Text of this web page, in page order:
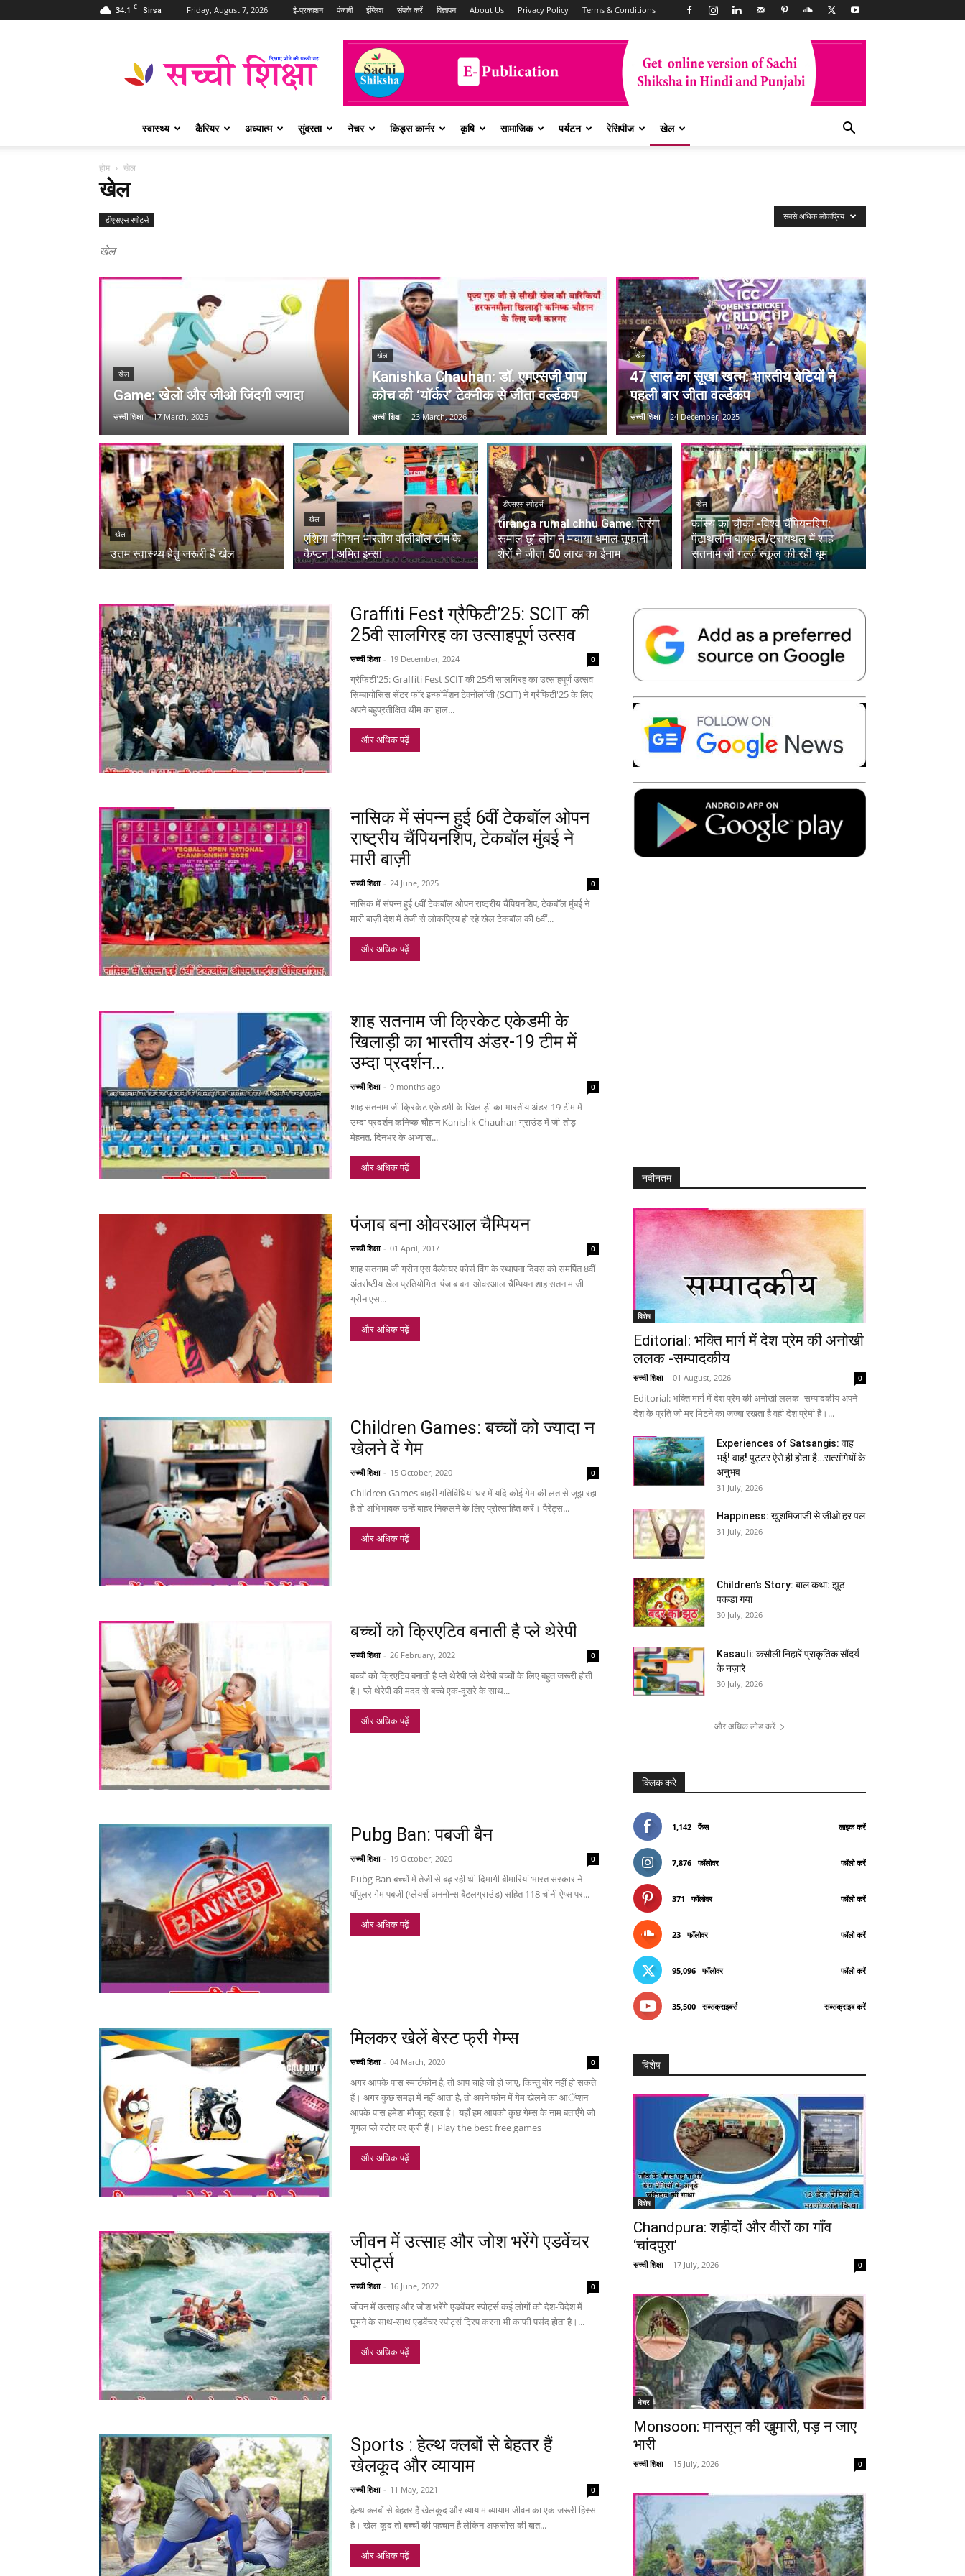
34.1 C Sirsa Friday, August 7, 2026 ई-प्रकाशन पंजाबी इंग्लिश संपर्क करें विज्ञापन About Us Privacy Policy Terms & Conditions
Shiksha
स्वास्थ्य कैरियर अध्यात्म सुंदरता नेचर किड्स कार्नर कृषि सामाजिक पर्यटन रेसिपीज खेल
होम खेल
खेल
डीएसएस स्पोर्ट्स
खेल
सबसे अधिक लोकप्रिय
खेल
Game: खेलो और जीओ जिंदगी ज्यादा
सच्ची शिक्षा - 17 March, 2025
खेल
Kanishka Chauhan: डॉ. एमएसजी पापा
कोच की ‘यॉर्कर’ टेक्नीक से जीता वर्ल्डकप
सच्ची शिक्षा - 23 March, 2026
खेल
47 साल का सूखा खत्म: भारतीय बेटियों ने
पहली बार जीता वर्ल्डकप
सच्ची शिक्षा - 24 December, 2025
खेल
उत्तम स्वास्थ्य हेतु जरूरी हैं खेल
खेल
एशिया चैंपियन भारतीय वॉलीबॉल टीम के
कैप्टन | अमित इन्सां
डीएसएस स्पोर्ट्स
tiranga rumal chhu Game: तिरंगा
रूमाल छू’ लीग ने मचाया धमाल तूफानी
शेरों ने जीता 50 लाख का ईनाम
खेल
कांस्य का चौका -विश्व चैंपियनशिप:
पेंटाथलॉन बायथल/ट्रायथल में शाह
सतनाम जी गर्ल्ज़ स्कूल की रही धूम
Graffiti Fest ग्रैफिटी’25: SCIT की
25वी सालगिरह का उत्साहपूर्ण उत्सव
सच्ची शिक्षा - 19 December, 2024 0
ग्रैफिटी'25: Graffiti Fest SCIT की 25वी सालगिरह का उत्साहपूर्ण उत्सव
सिम्बायोसिस सेंटर फॉर इन्फॉर्मेशन टेक्नोलॉजी (SCIT) ने ग्रैफिटी'25 के लिए
अपने बहुप्रतीक्षित थीम का हाल...
और अधिक पढ़ें
नासिक में संपन्न हुई 6वीं टेकबॉल ओपन
राष्ट्रीय चैंपियनशिप, टेकबॉल मुंबई ने
मारी बाज़ी
सच्ची शिक्षा - 24 June, 2025 0
नासिक में संपन्न हुई 6वीं टेकबॉल ओपन राष्ट्रीय चैंपियनशिप, टेकबॉल मुंबई ने
मारी बाज़ी देश में तेजी से लोकप्रिय हो रहे खेल टेकबॉल की 6वीं...
और अधिक पढ़ें
शाह सतनाम जी क्रिकेट एकेडमी के
खिलाड़ी का भारतीय अंडर-19 टीम में
उम्दा प्रदर्शन...
सच्ची शिक्षा - 9 months ago 0
शाह सतनाम जी क्रिकेट एकेडमी के खिलाड़ी का भारतीय अंडर-19 टीम में
उम्दा प्रदर्शन कनिष्क चौहान Kanishk Chauhan ग्राउंड में जी-तोड़
मेहनत, दिनभर के अभ्यास...
और अधिक पढ़ें
पंजाब बना ओवरआल चैम्पियन
सच्ची शिक्षा - 01 April, 2017 0
शाह सतनाम जी ग्रीन एस वैल्फेयर फोर्स विंग के स्थापना दिवस को समर्पित 8वीं
अंतर्राष्टीय खेल प्रतियोगिता पंजाब बना ओवरआल चैम्पियन शाह सतनाम जी
ग्रीन एस...
और अधिक पढ़ें
Children Games: बच्चों को ज्यादा न
खेलने दें गेम
सच्ची शिक्षा - 15 October, 2020 0
Children Games बाहरी गतिविधियां घर में यदि कोई गेम की लत से जूझ रहा
है तो अभिभावक उन्हें बाहर निकलने के लिए प्रोत्साहित करें। पैरेंट्स...
और अधिक पढ़ें
बच्चों को क्रिएटिव बनाती है प्ले थेरेपी
सच्ची शिक्षा - 26 February, 2022 0
बच्चों को क्रिएटिव बनाती है प्ले थेरेपी प्ले थेरेपी बच्चों के लिए बहुत जरूरी होती
है। प्ले थेरेपी की मदद से बच्चे एक-दूसरे के साथ...
और अधिक पढ़ें
Pubg Ban: पबजी बैन
सच्ची शिक्षा - 19 October, 2020 0
Pubg Ban बच्चों में तेजी से बढ़ रही थी दिमागी बीमारियां भारत सरकार ने
पॉपुलर गेम पबजी (प्लेयर्स अननोन्स बैटलग्राउंड) सहित 118 चीनी ऐप्स पर...
और अधिक पढ़ें
मिलकर खेलें बेस्ट फ्री गेम्स
सच्ची शिक्षा - 04 March, 2020 0
अगर आपके पास स्मार्टफोन है, तो आप चाहे जो हो जाए, किन्तु बोर नहीं हो सकते
हैं। अगर कुछ समझ में नहीं आता है, तो अपने फोन में गेम खेलने का आॅप्शन
आपके पास हमेशा मौजूद रहता है। यहाँ हम आपको कुछ गेम्स के नाम बताएँगे जो
गूगल प्ले स्टोर पर फ्री हैं। Play the best free games
और अधिक पढ़ें
जीवन में उत्साह और जोश भरेंगे एडवेंचर
स्पोर्ट्स
सच्ची शिक्षा - 16 June, 2022 0
जीवन में उत्साह और जोश भरेंगे एडवेंचर स्पोर्ट्स कई लोगों को देश-विदेश में
घूमने के साथ-साथ एडवेंचर स्पोर्ट्स ट्रिप करना भी काफी पसंद होता है।...
और अधिक पढ़ें
Sports : हेल्थ क्लबों से बेहतर हैं
खेलकूद और व्यायाम
सच्ची शिक्षा - 11 May, 2021 0
हेल्थ क्लबों से बेहतर हैं खेलकूद और व्यायाम व्यायाम जीवन का एक जरूरी हिस्सा
है। खेल-कूद तो बच्चों की पहचान है लेकिन अफसोस की बात...
और अधिक पढ़ें
नवीनतम
विशेष
Editorial: भक्ति मार्ग में देश प्रेम की अनोखी
ललक -सम्पादकीय
सच्ची शिक्षा - 01 August, 2026 0
Editorial: भक्ति मार्ग में देश प्रेम की अनोखी ललक -सम्पादकीय अपने
देश के प्रति जो मर मिटने का जज्बा रखता है वही देश प्रेमी है।...
Experiences of Satsangis: वाह
भई! वाह! पुट्टर ऐसे ही होता है…सत्संगियों के
अनुभव
31 July, 2026
Happiness: खुशमिजाजी से जीओ हर पल
31 July, 2026
Children’s Story: बाल कथा: झूठ
पकड़ा गया
30 July, 2026
Kasauli: कसौली निहारें प्राकृतिक सौंदर्य
के नज़ारे
30 July, 2026
और अधिक लोड करें
क्लिक करे
1,142 फैंस लाइक करें
7,876 फॉलोवर फॉलो करें
371 फॉलोवर फॉलो करें
23 फॉलोवर फॉलो करें
95,096 फॉलोवर फॉलो करें
35,500 सब्सक्राइबर्स सब्सक्राइब करें
विशेष
विशेष
Chandpura: शहीदों और वीरों का गाँव
‘चांदपुरा’
सच्ची शिक्षा - 17 July, 2026 0
नेचर
Monsoon: मानसून की खुमारी, पड़ न जाए
भारी
सच्ची शिक्षा - 15 July, 2026 0